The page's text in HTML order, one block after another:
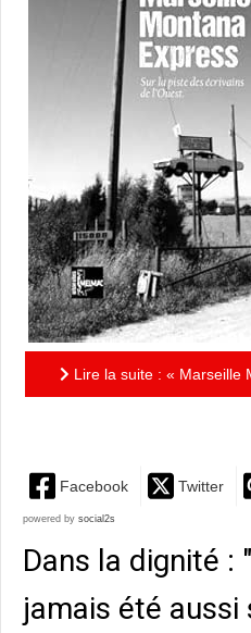
Lire la suite : « Marseille
Facebook Twitter
powered by social2s
Dans la dignité :
jamais été aussi